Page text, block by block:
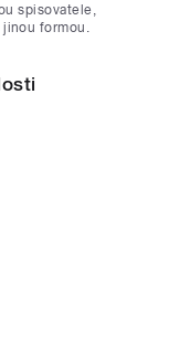
spisovatele,
jinou formou.